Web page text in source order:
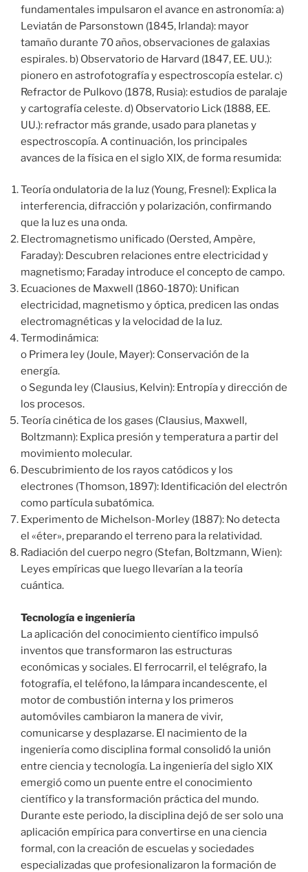
fundamentales impulsaron el avance en astronomía: a)
Leviatán de Parsonstown (1845, Irlanda): mayor
tamaño durante 70 años, observaciones de galaxias
espirales. b) Observatorio de Harvard (1847, EE. UU.):
pionero en astrofotografía y espectroscopía estelar. c)
Refractor de Pulkovo (1878, Rusia): estudios de paralaje
y cartografía celeste. d) Observatorio Lick (1888, EE.
UU.): refractor más grande, usado para planetas y
espectroscopía. A continuación, los principales
avances de la física en el siglo XIX, de forma resumida:
Teoría ondulatoria de la luz (Young, Fresnel): Explica la
interferencia, difracción y polarización, confirmando
que la luz es una onda.
Electromagnetismo unificado (Oersted, Ampère,
Faraday): Descubren relaciones entre electricidad y
magnetismo; Faraday introduce el concepto de campo.
Ecuaciones de Maxwell (1860-1870): Unifican
electricidad, magnetismo y óptica, predicen las ondas
electromagnéticas y la velocidad de la luz.
Termodinámica:
o Primera ley (Joule, Mayer): Conservación de la
energía.
o Segunda ley (Clausius, Kelvin): Entropía y dirección de
los procesos.
Teoría cinética de los gases (Clausius, Maxwell,
Boltzmann): Explica presión y temperatura a partir del
movimiento molecular.
Descubrimiento de los rayos catódicos y los
electrones (Thomson, 1897): Identificación del electrón
como partícula subatómica.
Experimento de Michelson-Morley (1887): No detecta
el «éter», preparando el terreno para la relatividad.
Radiación del cuerpo negro (Stefan, Boltzmann, Wien):
Leyes empíricas que luego llevarían a la teoría
cuántica.
Tecnología e ingeniería
La aplicación del conocimiento científico impulsó
inventos que transformaron las estructuras
económicas y sociales. El ferrocarril, el telégrafo, la
fotografía, el teléfono, la lámpara incandescente, el
motor de combustión interna y los primeros
automóviles cambiaron la manera de vivir,
comunicarse y desplazarse. El nacimiento de la
ingeniería como disciplina formal consolidó la unión
entre ciencia y tecnología. La ingeniería del siglo XIX
emergió como un puente entre el conocimiento
científico y la transformación práctica del mundo.
Durante este periodo, la disciplina dejó de ser solo una
aplicación empírica para convertirse en una ciencia
formal, con la creación de escuelas y sociedades
especializadas que profesionalizaron la formación de